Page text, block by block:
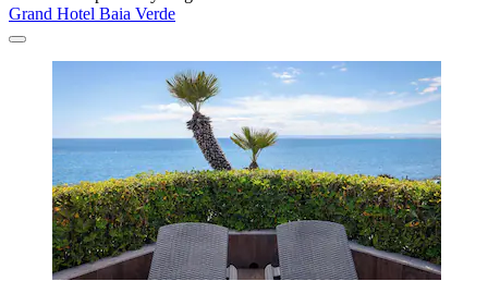
Grand Hotel Baia Verde